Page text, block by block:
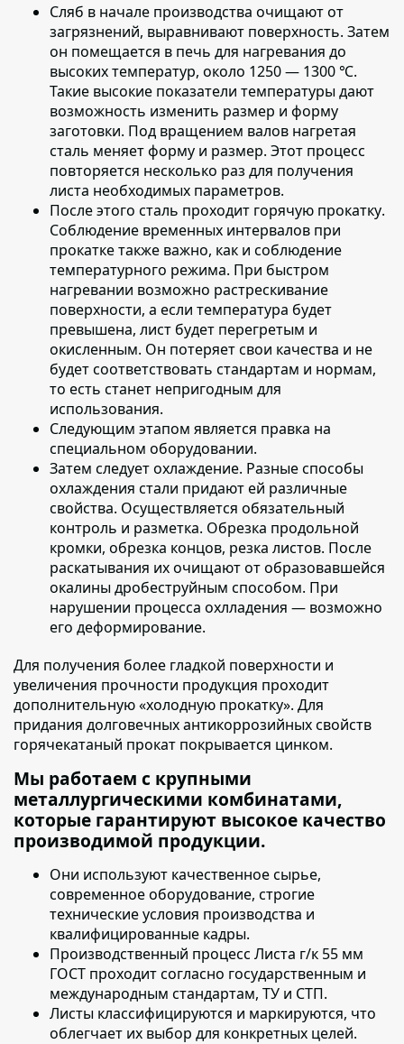
Сляб в начале производства очищают от
загрязнений, выравнивают поверхность. Затем
он помещается в печь для нагревания до
высоких температур, около 1250 — 1300 ℃.
Такие высокие показатели температуры дают
возможность изменить размер и форму
заготовки. Под вращением валов нагретая
сталь меняет форму и размер. Этот процесс
повторяется несколько раз для получения
листа необходимых параметров.
После этого сталь проходит горячую прокатку.
Соблюдение временных интервалов при
прокатке также важно, как и соблюдение
температурного режима. При быстром
нагревании возможно растрескивание
поверхности, а если температура будет
превышена, лист будет перегретым и
окисленным. Он потеряет свои качества и не
будет соответствовать стандартам и нормам,
то есть станет непригодным для
использования.
Следующим этапом является правка на
специальном оборудовании.
Затем следует охлаждение. Разные способы
охлаждения стали придают ей различные
свойства. Осуществляется обязательный
контроль и разметка. Обрезка продольной
кромки, обрезка концов, резка листов. После
раскатывания их очищают от образовавшейся
окалины дробеструйным способом. При
нарушении процесса охлладения — возможно
его деформирование.
Для получения более гладкой поверхности и
увеличения прочности продукция проходит
дополнительную «холодную прокатку». Для
придания долговечных антикоррозийных свойств
горячекатаный прокат покрывается цинком.
Мы работаем с крупными
металлургическими комбинатами,
которые гарантируют высокое качество
производимой продукции.
Они используют качественное сырье,
современное оборудование, строгие
технические условия производства и
квалифицированные кадры.
Производственный процесс Листа г/к 55 мм
ГОСТ проходит согласно государственным и
международным стандартам, ТУ и СТП.
Листы классифицируются и маркируются, что
облегчает их выбор для конкретных целей.